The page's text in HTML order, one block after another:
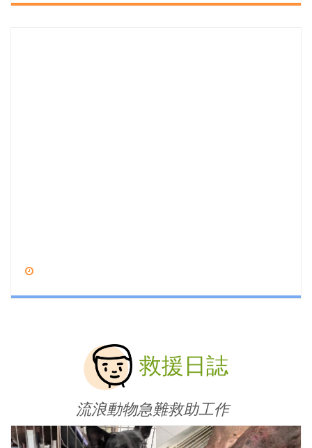
救援日誌
流浪動物急難救助工作